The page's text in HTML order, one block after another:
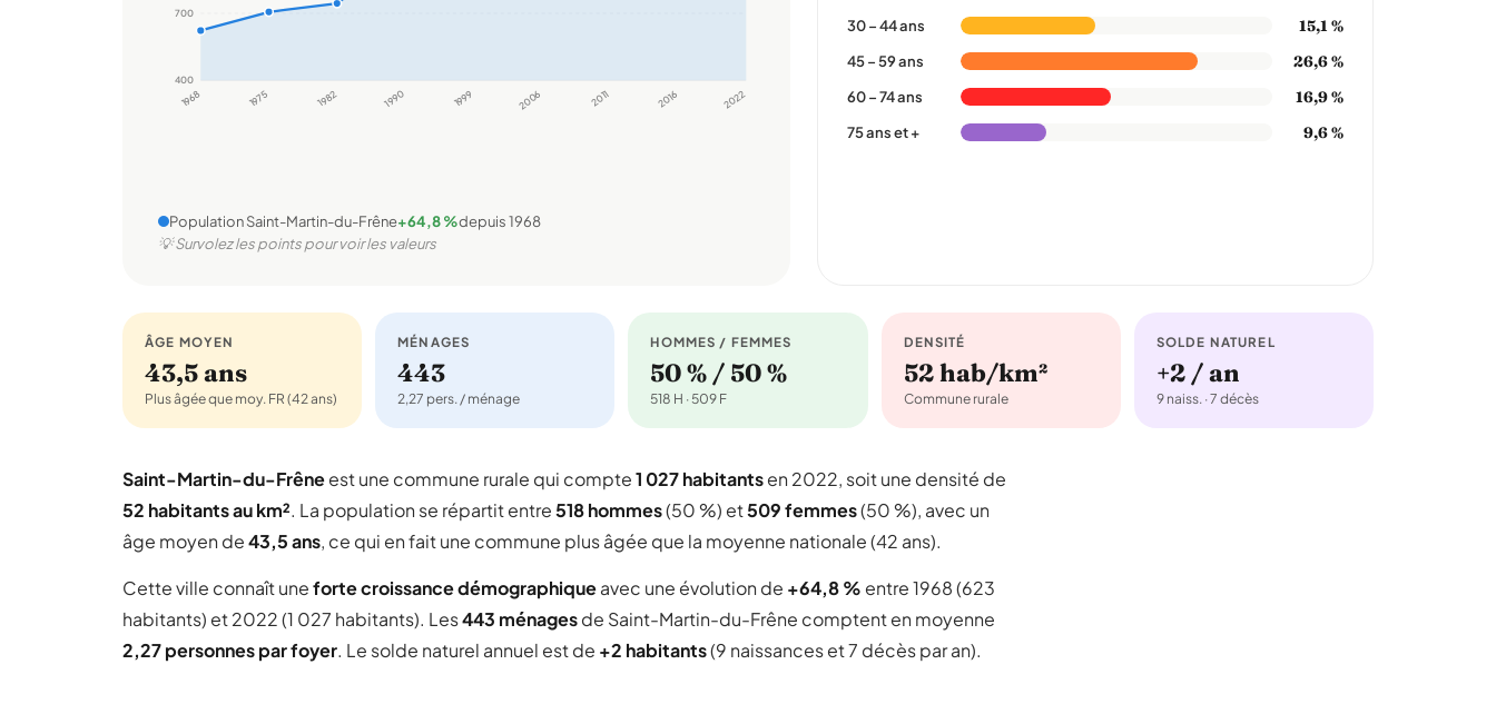
400
700
1968 1975 1982 1990 1999 2006 2011 2016 2022
Population Saint-Martin-du-Frêne+64,8 %depuis 1968
💡 Survolez les points pour voir les valeurs
30 – 44 ans 15,1 %
45 – 59 ans 26,6 %
60 – 74 ans 16,9 %
75 ans et + 9,6 %
ÂGE MOYEN
43,5 ans
Plus âgée que moy. FR (42 ans)
MÉNAGES
443
2,27 pers. / ménage
HOMMES / FEMMES
50 % / 50 %
518 H · 509 F
DENSITÉ
52 hab/km²
Commune rurale
SOLDE NATUREL
+2 / an
9 naiss. · 7 décès
Saint-Martin-du-Frêneest une commune rurale qui compte1 027 habitantsen 2022, soit une densité de
52 habitants au km². La population se répartit entre518 hommes(50 %) et509 femmes(50 %), avec un
âge moyen de43,5 ans, ce qui en fait une commune plus âgée que la moyenne nationale (42 ans).
Cette ville connaît uneforte croissance démographiqueavec une évolution de +64,8 % entre 1968 (623
habitants) et 2022 (1 027 habitants). Les443 ménagesde Saint-Martin-du-Frêne comptent en moyenne
2,27 personnes par foyer. Le solde naturel annuel est de +2 habitants(9 naissances et 7 décès par an).